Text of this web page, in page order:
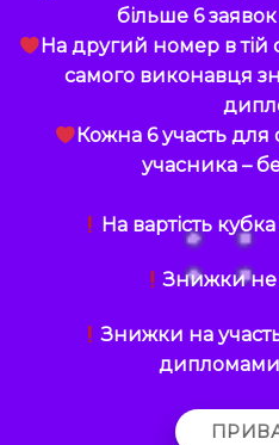
більше 6
На другий номер в тій
самого виконавця
Кожна 6 участь для
учасника –
На вартість
Знижки не
Знижки на
дипломами